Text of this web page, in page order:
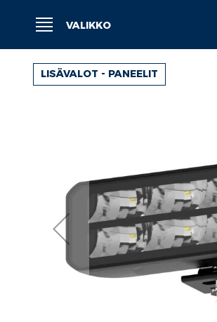
sisältöönVALIKKO
LISÄVALOT - PANEELIT